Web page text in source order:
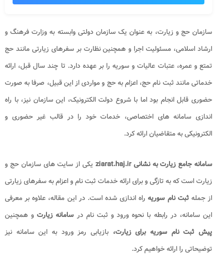
سازمان حج و زیارت، به عنوان یک سازمان دولتی وابسته به وزارت فرهنگ و
ارشاد اسلامی، مسئولیت اجرا و همچنین نظارت بر سفرهای زیارتی مانند حج
تمتع و عمره، عتبات عالیات و سوریه را بر عهده دارد. تا چند سال قبل، ارائه
خدماتی مانند ثبت نام حج، اعزام به حج و مواردی از این قبیل، صرفا به صورت
حضوری قابل انجام بود اما با شروع دولت الکترونیک، این سازمان نیز، با راه
اندازی سامانه های اختصاصی، خدمات خود را در قالب غیر حضوری و
الکترونیکی به متقاضیان ارائه کرد.
سامانه جامع زیارتبه نشانیziarat.haj.ir یکی از سایت های سازمان حج و
زیارت است که به تازگی و برای ارائه خدمات ثبت نام و اعزام به سفرهای زیارتی
از جمله ثبت نام سوریه راه اندازی شده است. در این مقاله، علاوه بر معرفی
این سامانه، در رابطه با نحوه ورود و ثبت نام در سامانه زیارتو همچنین
پیش ثبت نام سوریه برای زیارت، بازیابی رمز ورود به این سامانه نیز
توضیحاتی را ارائه خواهیم کرد.